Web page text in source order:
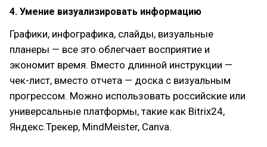
4. Умение визуализировать информацию
Графики, инфографика, слайды, визуальные
планеры — все это облегчает восприятие и
экономит время. Вместо длинной инструкции —
чек-лист, вместо отчета — доска с визуальным
прогрессом. Можно использовать российские или
универсальные платформы, такие как Bitrix24,
Яндекс.Трекер, MindMeister, Canva.